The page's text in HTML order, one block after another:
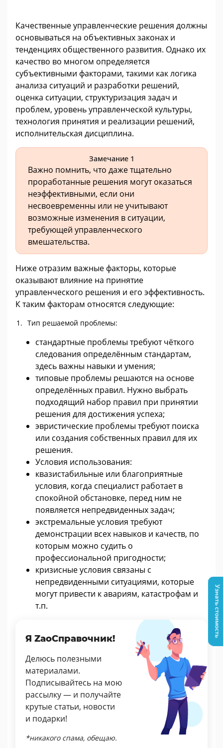
Качественные управленческие решения должны
основываться на объективных законах и
тенденциях общественного развития. Однако их
качество во многом определяется
субъективными факторами, такими как логика
анализа ситуаций и разработки решений,
оценка ситуации, структуризация задач и
проблем, уровень управленческой культуры,
технология принятия и реализации решений,
исполнительская дисциплина.
Замечание 1
Важно помнить, что даже тщательно
проработанные решения могут оказаться
неэффективными, если они
несвоевременны или не учитывают
возможные изменения в ситуации,
требующей управленческого
вмешательства.
Ниже отразим важные факторы, которые
оказывают влияние на принятие
управленческого решения и его эффективность.
К таким факторам относятся следующие:
Тип решаемой проблемы:
стандартные проблемы требуют чёткого
следования определённым стандартам,
здесь важны навыки и умения;
типовые проблемы решаются на основе
определённых правил. Нужно выбрать
подходящий набор правил при принятии
решения для достижения успеха;
эвристические проблемы требуют поиска
или создания собственных правил для их
решения.
Условия использования:
квазистабильные или благоприятные
условия, когда специалист работает в
спокойной обстановке, перед ним не
появляется непредвиденных задач;
экстремальные условия требуют
демонстрации всех навыков и качеств, по
которым можно судить о
профессиональной пригодности;
кризисные условия связаны с
непредвиденными ситуациями, которые
могут привести к авариям, катастрофам и
т.п.
Я ZaoСправочник!
Делюсь полезными
материалами.
Подписывайтесь на мою
рассылку — и получайте
крутые статьи, новости
и подарки!
*никакого спама, обещаю.
Узнать стоимость